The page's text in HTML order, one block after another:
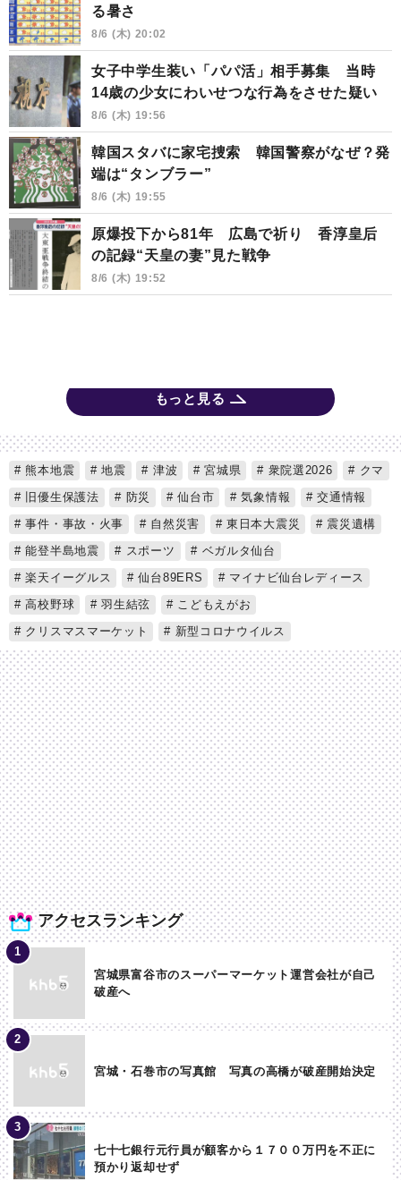
る暑さ
8/6 (木) 20:02
女子中学生装い「パパ活」相手募集 当時
14歳の少女にわいせつな行為をさせた疑い
8/6 (木) 19:56
韓国スタバに家宅捜索 韓国警察がなぜ？発
端は“タンブラー”
8/6 (木) 19:55
原爆投下から81年 広島で祈り 香淳皇后
の記録“天皇の妻”見た戦争
8/6 (木) 19:52
もっと見る
アクセスランキング
宮城県富谷市のスーパーマーケット運営会社が自己
破産へ
宮城・石巻市の写真館 写真の高橋が破産開始決定
七十七銀行元行員が顧客から１７００万円を不正に
預かり返却せず
熊本地震 地震 津波 宮城県 衆院選2026
クマ
旧優生保護法
防災 仙台市 気象情報
交通情報
事件・事故・火事
自然災害 東日本大震災
震災遺構
能登半島地震
スポーツ
ベガルタ仙台
楽天イーグルス
仙台89ERS
マイナビ仙台レディース
高校野球
羽生結弦
こどもえがお
クリスマスマーケット
新型コロナウイルス